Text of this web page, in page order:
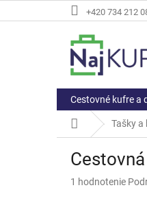
na
+420 734 212
Cestovné kufre a
DomovTašky a
Priemerné
1 hodnotenie